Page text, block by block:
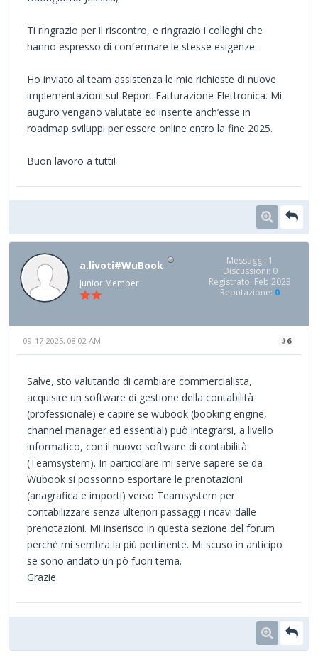
Ti ringrazio per il riscontro, e ringrazio i colleghi che
hanno espresso di confermare le stesse esigenze.
Ho inviato al team assistenza le mie richieste di nuove
implementazioni sul Report Fatturazione Elettronica. Mi
auguro vengano valutate ed inserite anch’esse in
roadmap sviluppi per essere online entro la fine 2025.
Buon lavoro a tutti!
a.livoti#WuBook
Junior Member
Messaggi: 1
Discussioni: 0
Registrato: Feb 2023
Reputazione: 0
#6
09-17-2025, 08:02 AM
Salve, sto valutando di cambiare commercialista,
acquisire un software di gestione della contabilità
(professionale) e capire se wubook (booking engine,
channel manager ed essential) può integrarsi, a livello
informatico, con il nuovo software di contabilità
(Teamsystem). In particolare mi serve sapere se da
Wubook si possonno esportare le prenotazioni
(anagrafica e importi) verso Teamsystem per
contabilizzare senza ulteriori passaggi i ricavi dalle
prenotazioni. Mi inserisco in questa sezione del forum
perchè mi sembra la più pertinente. Mi scuso in anticipo
se sono andato un pò fuori tema.
Grazie